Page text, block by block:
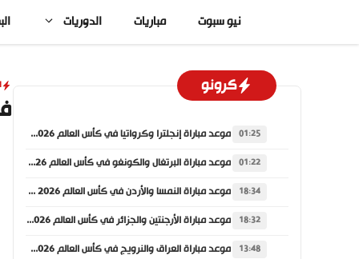
المحتوى
نيو سبوت مباريات الدوريات
كرونو
01:25 موعد مباراة إنجلترا وكرواتيا في كأس العالم 2026 والقنوات الناقلة
01:22 موعد مباراة البرتغال والكونغو في كأس العالم 2026 والقنوات الناقلة
18:34 موعد مباراة النمسا والأردن في كأس العالم 2026 والقنوات الناقلة
18:32 موعد مباراة الأرجنتين والجزائر في كأس العالم 2026 والقنوات الناقلة
13:48 موعد مباراة العراق والنرويج في كأس العالم 2026 والقنوات الناقلة